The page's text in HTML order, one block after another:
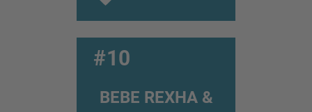
#10
BEBE REXHA &